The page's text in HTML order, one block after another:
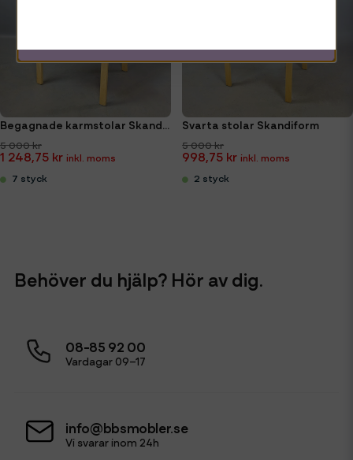
Begagnade karmstolar Skandiform
5 000 kr
1 248,75 kr
7 styck
Svarta stolar Skandiform
5 000 kr
998,75 kr
2 styck
Behöver du hjälp? Hör av dig.
08-85 92 00
Vardagar 09–17
info@bbsmobler.se
Vi svarar inom 24h